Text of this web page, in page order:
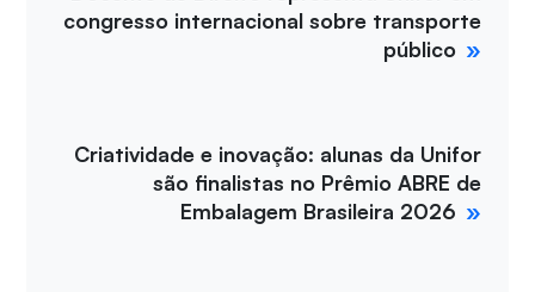
congresso internacional sobre transporte
público
Criatividade e inovação: alunas da Unifor
são finalistas no Prêmio ABRE de
Embalagem Brasileira 2026